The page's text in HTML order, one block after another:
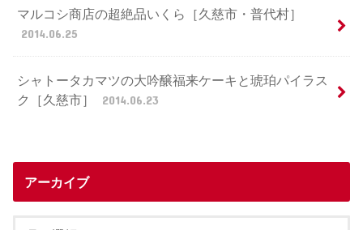
マルコシ商店の超絶品いくら［久慈市・普代村］
2014.06.25
シャトータカマツの大吟醸福来ケーキと琥珀パイラス
ク［久慈市］
2014.06.23
アーカイブ